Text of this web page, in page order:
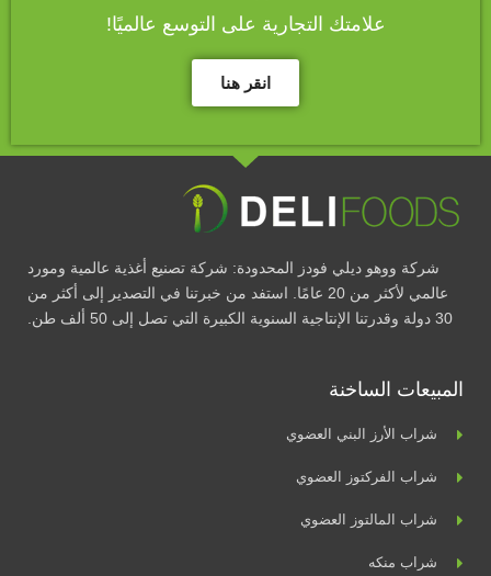
علامتك التجارية على التوسع عالميًا!
انقر هنا
شركة ووهو ديلي فودز المحدودة: شركة تصنيع أغذية عالمية ومورد
عالمي لأكثر من 20 عامًا. استفد من خبرتنا في التصدير إلى أكثر من
30 دولة وقدرتنا الإنتاجية السنوية الكبيرة التي تصل إلى 50 ألف طن.
المبيعات الساخنة
شراب الأرز البني العضوي
شراب الفركتوز العضوي
شراب المالتوز العضوي
شراب منكه